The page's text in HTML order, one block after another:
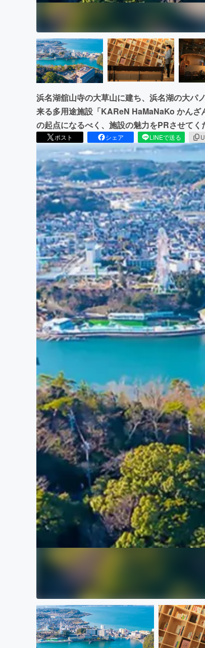
浜名湖舘山寺の大草山に建ち、浜名湖の大パ
来る多用途施設「KAReN HaMaNaKo かん
の起点になるべく、施設の魅力をPRさせてく
ポスト シェア LINEで送る